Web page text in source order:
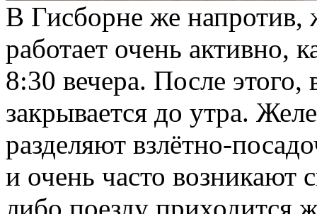
В Гисборне же
работает очень активно,
8:30 вечера. После этого,
закрывается до утра.
разделяют взлётно-
и очень часто возникают
либо поезду приходится